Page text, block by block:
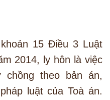
15 Điều 3 Luật
2014, ly hôn là việc
theo bản án,
luật của Toà án.